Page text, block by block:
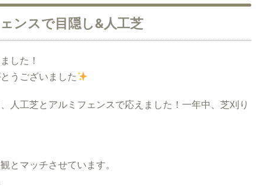
ンスで目隠し&人工芝
した！
うございました
人工芝とアルミフェンスで応えました！一年中、芝刈り
とマッチさせています。